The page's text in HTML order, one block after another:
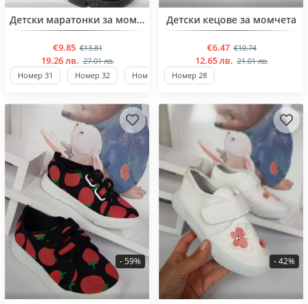
BESTSELLERДетски маратонки за момичета
€9.85 €13.81
19.26 лв. 27.01 лв.
Номер 31
Номер 32 Номер 33 Номер 34
BESTSELLER
Детски кецове за момчета
€6.47 €10.74
12.65 лв. 21.01 лв.
Номер 28
- 59% - 42%